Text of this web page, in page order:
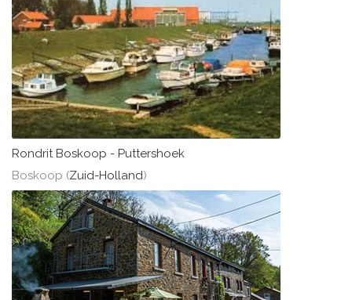
Rondrit Boskoop - Puttershoek
Boskoop (Zuid-Holland)